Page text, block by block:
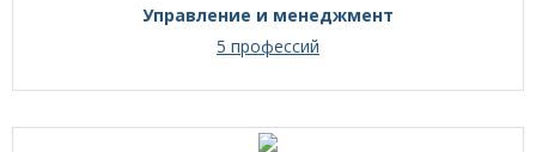
Управление и менеджмент
5 профессий